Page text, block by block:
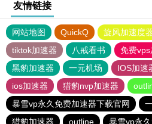
友情链接
网站地图 QuickQ 旋风加速度
tiktok加速器
八戒看书
免费vps
黑豹加速器
一元机场 IOS加速
ios加速器
猎豹nvp加速器
暴雪vp永久免费加速器下载官网
猎豹加速器
outline 暴雪vp永